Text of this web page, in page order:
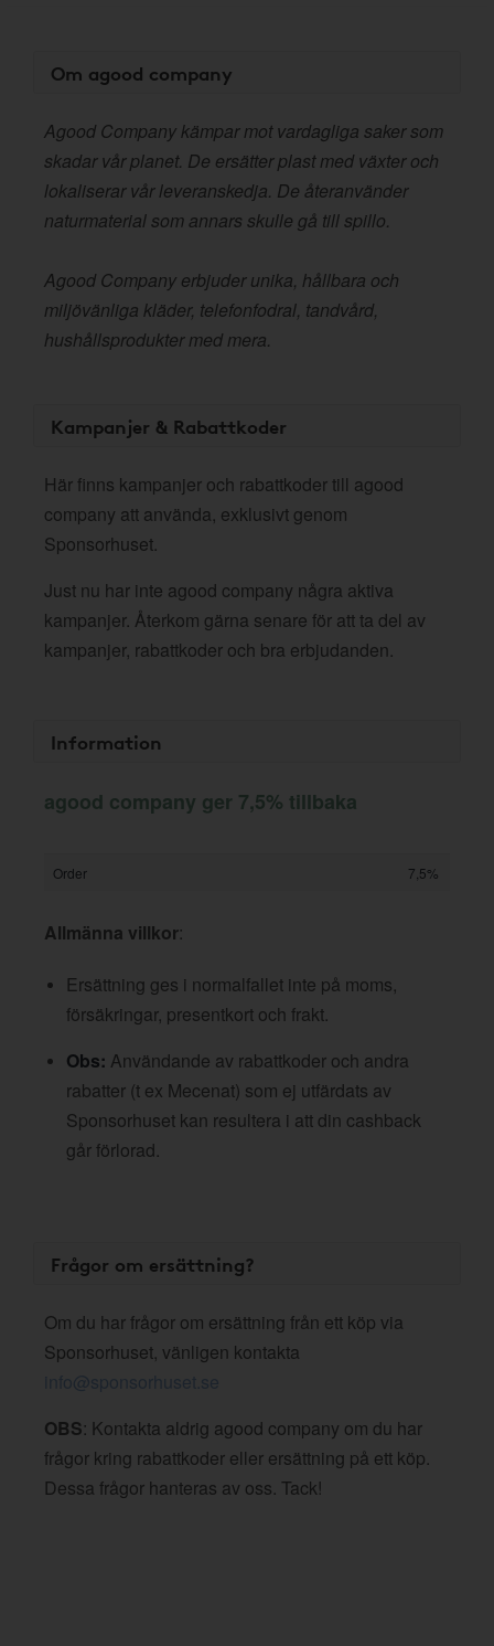
Om agood company
Agood Company kämpar mot vardagliga saker som
skadar vår planet. De ersätter plast med växter och
lokaliserar vår leveranskedja. De återanvänder
naturmaterial som annars skulle gå till spillo.
Agood Company erbjuder unika, hållbara och
miljövänliga kläder, telefonfodral, tandvård,
hushållsprodukter med mera.
Kampanjer & Rabattkoder
Här finns kampanjer och rabattkoder till agood
company att använda, exklusivt genom
Sponsorhuset.
Just nu har inte agood company några aktiva
kampanjer. Återkom gärna senare för att ta del av
kampanjer, rabattkoder och bra erbjudanden.
Information
agood company ger 7,5% tillbaka
Order 7,5%
Allmänna villkor:
Ersättning ges i normalfallet inte på moms,
försäkringar, presentkort och frakt.
Obs: Användande av rabattkoder och andra
rabatter (t ex Mecenat) som ej utfärdats av
Sponsorhuset kan resultera i att din cashback
går förlorad.
Frågor om ersättning?
Om du har frågor om ersättning från ett köp via
Sponsorhuset, vänligen kontakta
info@sponsorhuset.se
OBS: Kontakta aldrig agood company om du har
frågor kring rabattkoder eller ersättning på ett köp.
Dessa frågor hanteras av oss. Tack!